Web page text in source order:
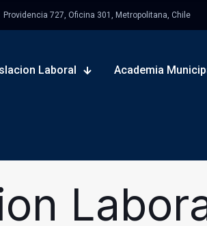
Providencia 727, Oficina 301, Metropolitana, Chile
Laboral Academia